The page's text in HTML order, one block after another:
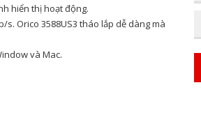
hiển thị hoạt động.
s. Orico 3588US3 tháo lắp dễ dàng mà
và Mac.